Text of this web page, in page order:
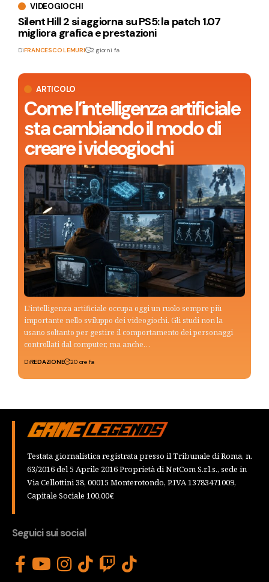
ARTICOLO
Come l’intelligenza artificiale
sta cambiando il modo di
creare i videogiochi
L'intelligenza artificiale occupa oggi un ruolo sempre più
importante nello sviluppo dei videogiochi. Gli studi non la
usano soltanto per gestire il comportamento dei personaggi
controllati dal computer, ma anche…
DiREDAZIONE 20 ore fa
VIDEOGIOCHI
Silent Hill 2 si aggiorna su PS5: la patch 1.07
migliora grafica e prestazioni
DiFRANCESCO LEMURI 2 giorni fa
Testata giornalistica registrata presso il Tribunale di Roma, n.
63/2016 del 5 Aprile 2016 Proprietà di NetCom S.r.l.s., sede in
Via Cellottini 38, 00015 Monterotondo, P.IVA 13783471009,
Capitale Sociale 100,00€
Seguici sui social